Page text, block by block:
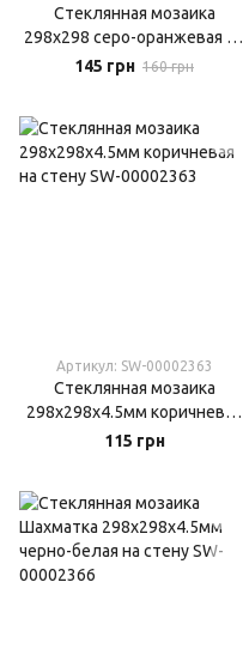
Стеклянная мозаика
298х298 серо-оранжевая на
стену
145 грн 160 грн
Артикул: SW-00002363
Стеклянная мозаика
298х298х4.5мм коричневая
на стену
115 грн